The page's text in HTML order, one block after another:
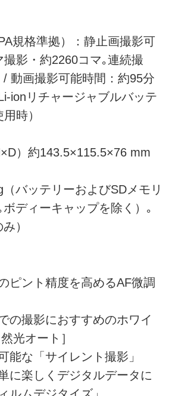
規格準拠）：静止画撮影可
影・約2260コマ｡連続撮
動画撮影可能時間：約95分
ionリチャージャブルバッテ
時）
）約143.5×115.5×76 mm
バッテリーおよびSDメモリ
ディーキャップを除く）｡
）
ピント精度を高めるAF微調
の撮影におすすめのホワイ
光オート］
能な「サイレント撮影」
に楽しくデジタルデータに